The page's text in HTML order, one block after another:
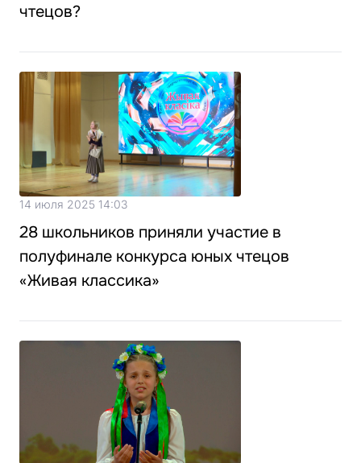
чтецов?
14 июля 2025 14:03
28 школьников приняли участие в
полуфинале конкурса юных чтецов
«Живая классика»